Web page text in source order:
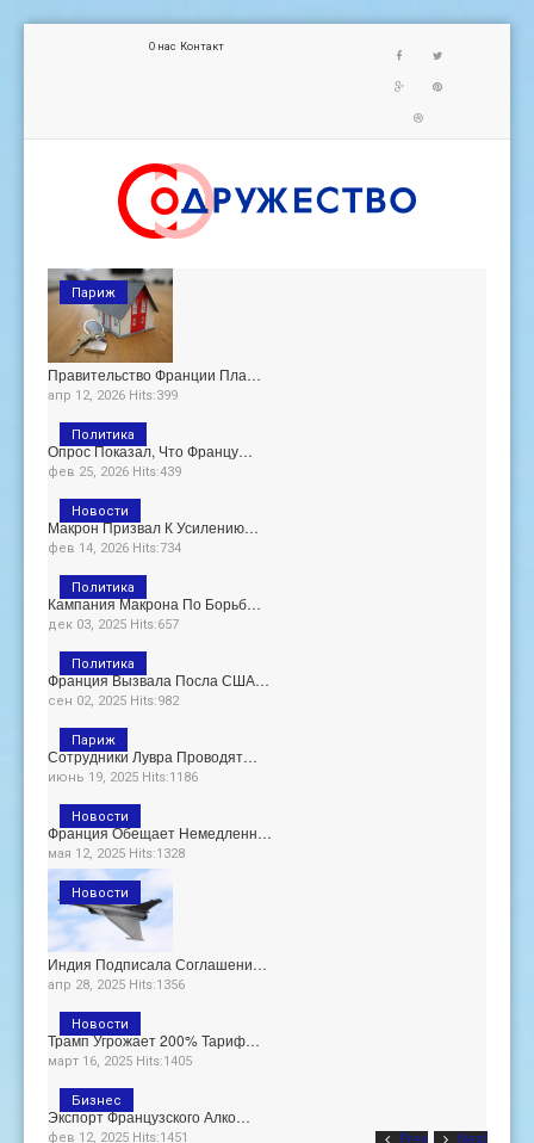
О нас Контакт
Prev Next
Правительство Франции Пла…
апр 12, 2026 Hits:399
Париж
Опрос Показал, Что Францу…
фев 25, 2026 Hits:439
Политика
Макрон Призвал К Усилению…
фев 14, 2026 Hits:734
Новости
Кампания Макрона По Борьб…
дек 03, 2025 Hits:657
Политика
Франция Вызвала Посла США…
сен 02, 2025 Hits:982
Политика
Сотрудники Лувра Проводят…
июнь 19, 2025 Hits:1186
Париж
Франция Обещает Немедленн…
мая 12, 2025 Hits:1328
Новости
Индия Подписала Соглашени…
апр 28, 2025 Hits:1356
Новости
Трамп Угрожает 200% Тариф…
март 16, 2025 Hits:1405
Новости
Экспорт Французского Алко…
фев 12, 2025 Hits:1451
Бизнес